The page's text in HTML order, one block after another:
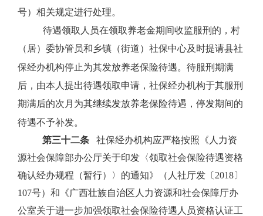
号）相关规定进行处理。
待遇领取人员在领取养老金期间收监服刑的，村
（居）委协管员和乡镇（街道）社保中心及时提请县社
保经办机构停止为其发放养老保险待遇。待服刑期满
后，由本人提出待遇领取申请，社保经办机构于其服刑
期满后的次月为其继续发放养老保险待遇，停发期间的
待遇不予补发。
第三十二条
社保经办机构应严格按照《人力资
源社会保障部办公厅关于印发〈领取社会保险待遇资格
确认经办规程（暂行）〉的通知》（人社厅发〔 2018〕
107号）和《广西壮族自治区人力资源和社会保障厅办
公室关于进一步加强领取社会保险待遇人员资格认证工